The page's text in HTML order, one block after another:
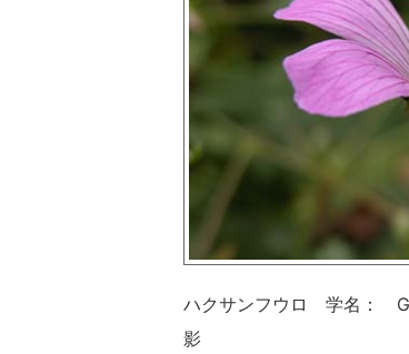
ハクサンフウロ 学名：
影